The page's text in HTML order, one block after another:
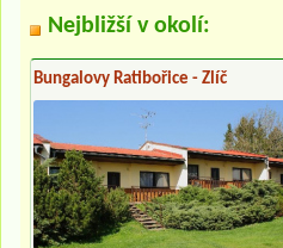
Nejbližší v okolí:
Bungalovy Ratibořice - Zlíč